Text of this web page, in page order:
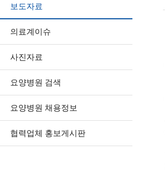
보도자료
의료계이슈
사진자료
요양병원 검색
요양병원 채용정보
협력업체 홍보게시판